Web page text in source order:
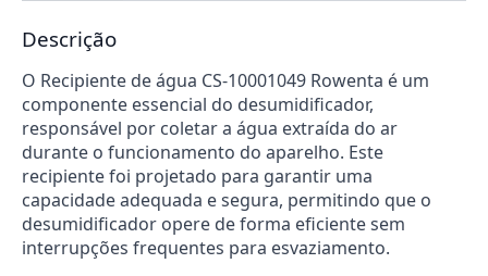
Descrição
O Recipiente de água CS-10001049 Rowenta é um
componente essencial do desumidificador,
responsável por coletar a água extraída do ar
durante o funcionamento do aparelho. Este
recipiente foi projetado para garantir uma
capacidade adequada e segura, permitindo que o
desumidificador opere de forma eficiente sem
interrupções frequentes para esvaziamento.